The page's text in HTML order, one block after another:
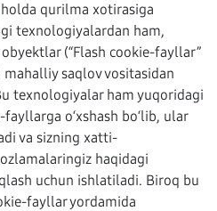
qurilma xotirasiga
texnologiyalardan ham,
(“Flash cookie-fayllar”
saqlov vositasidan
texnologiyalar ham yuqoridagi
o‘xshash bo‘lib, ular
va sizning xatti-
haqidagi
uchun ishlatiladi. Biroq bu
fayllar yordamida